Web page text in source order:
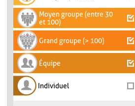
Moyen groupe (entre 30
et 100)
Grand groupe (> 100)
Équipe
Individuel